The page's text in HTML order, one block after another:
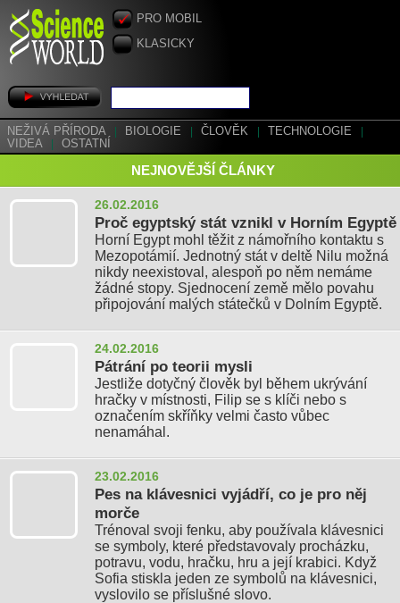
PRO MOBIL
KLASICKY
NEŽIVÁ PŘÍRODA BIOLOGIE ČLOVĚK TECHNOLOGIE
VIDEA
OSTATNÍ
NEJNOVĚJŠÍ ČLÁNKY
26.02.2016
Proč egyptský stát vznikl v Horním Egyptě
Horní Egypt mohl těžit z námořního kontaktu s
Mezopotámií. Jednotný stát v deltě Nilu možná
nikdy neexistoval, alespoň po něm nemáme
žádné stopy. Sjednocení země mělo povahu
připojování malých státečků v Dolním Egyptě.
24.02.2016
Pátrání po teorii mysli
Jestliže dotyčný člověk byl během ukrývání
hračky v místnosti, Filip se s klíči nebo s
označením skříňky velmi často vůbec
nenamáhal.
23.02.2016
Pes na klávesnici vyjádří, co je pro něj
morče
Trénoval svoji fenku, aby používala klávesnici
se symboly, které představovaly procházku,
potravu, vodu, hračku, hru a její krabici. Když
Sofia stiskla jeden ze symbolů na klávesnici,
vyslovilo se příslušné slovo.